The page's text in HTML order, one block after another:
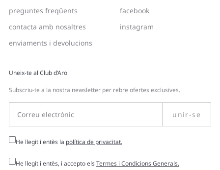
preguntes freqüents
contacta amb nosaltres
enviaments i devolucions
facebook
instagram
Uneix-te al Club d’Aro
Subscriu-te a la nostra newsletter per rebre ofertes exclusives.
unir-se
He llegit i entès la política de privacitat.
He llegit i entès, i accepto elsTermes i Condicions Generals.